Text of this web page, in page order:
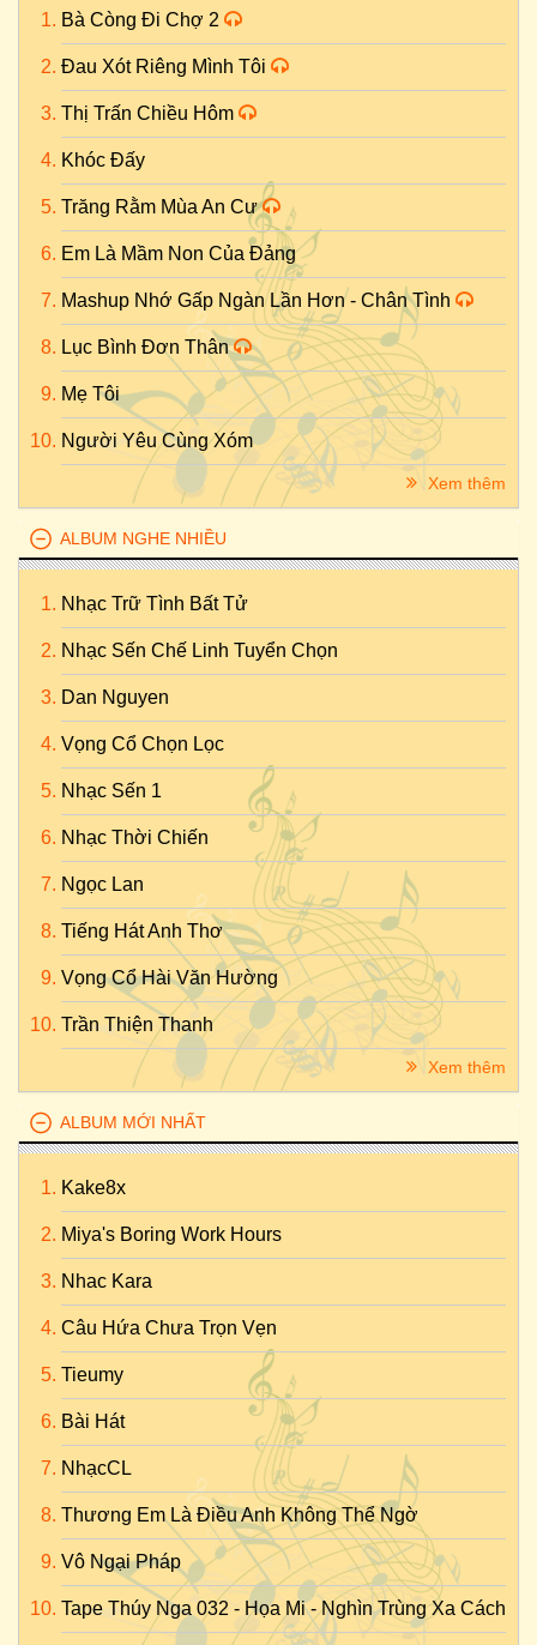
Bà Còng Đi Chợ 2
Đau Xót Riêng Mình Tôi
Thị Trấn Chiều Hôm
Khóc Đấy
Trăng Rằm Mùa An Cư
Em Là Mầm Non Của Đảng
Mashup Nhớ Gấp Ngàn Lần Hơn - Chân Tình
Lục Bình Đơn Thân
Mẹ Tôi
Người Yêu Cùng Xóm
Xem thêm
ALBUM NGHE NHIỀU
Nhạc Trữ Tình Bất Tử
Nhạc Sến Chế Linh Tuyển Chọn
Dan Nguyen
Vọng Cổ Chọn Lọc
Nhạc Sến 1
Nhạc Thời Chiến
Ngọc Lan
Tiếng Hát Anh Thơ
Vọng Cổ Hài Văn Hường
Trần Thiện Thanh
Xem thêm
ALBUM MỚI NHẤT
Kake8x
Miya's Boring Work Hours
Nhac Kara
Câu Hứa Chưa Trọn Vẹn
Tieumy
Bài Hát
NhạcCL
Thương Em Là Điều Anh Không Thể Ngờ
Vô Ngại Pháp
Tape Thúy Nga 032 - Họa Mi - Nghìn Trùng Xa Cách